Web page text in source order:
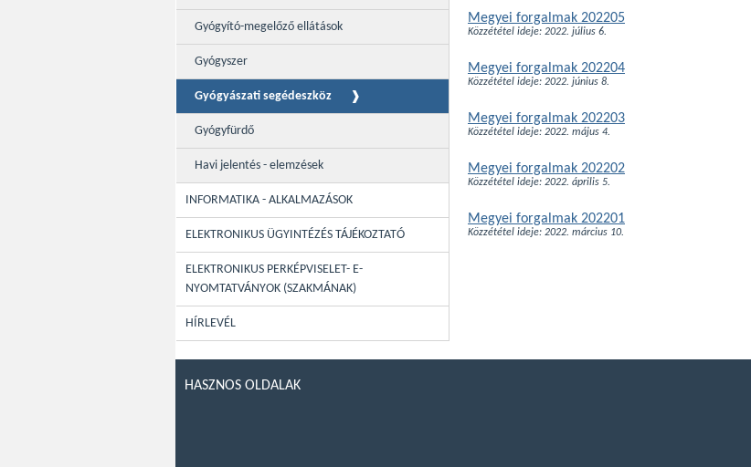
Gyógyító-megelőző ellátások
Gyógyszer
Gyógyászati segédeszköz
Gyógyfürdő
Havi jelentés - elemzések
INFORMATIKA - ALKALMAZÁSOK
ELEKTRONIKUS ÜGYINTÉZÉS TÁJÉKOZTATÓ
ELEKTRONIKUS PERKÉPVISELET- E-
NYOMTATVÁNYOK (SZAKMÁNAK)
HÍRLEVÉL
Megyei forgalmak 202205
Közzététel ideje: 2022. július 6.
Megyei forgalmak 202204
Közzététel ideje: 2022. június 8.
Megyei forgalmak 202203
Közzététel ideje: 2022. május 4.
Megyei forgalmak 202202
Közzététel ideje: 2022. április 5.
Megyei forgalmak 202201
Közzététel ideje: 2022. március 10.
HASZNOS OLDALAK